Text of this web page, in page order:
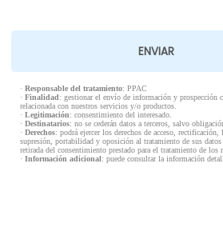
· Responsable del tratamiento: PPAC
· Finalidad: gestionar el envío de información y prospección
relacionada con nuestros servicios y/o productos.
· Legitimación: consentimiento del interesado.
· Destinatarios: no se cederán datos a terceros, salvo
· Derechos: podrá ejercer los derechos de acceso,
supresión, portabilidad y oposición al tratamiento de sus datos
retirada del consentimiento prestado para el tratamiento de los
· Información adicional: puede consultar la información